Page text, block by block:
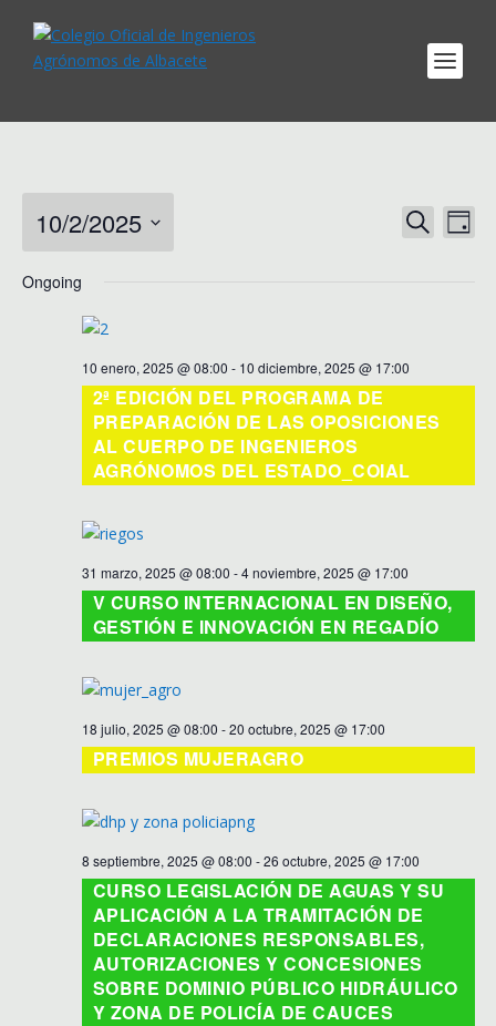
EVENTS
SEARCH
DAY
10/2/2025
date.
Ongoing
10 enero, 2025 @ 08:00 - 10 diciembre, 2025 @ 17:00
2ª EDICIÓN DEL PROGRAMA DE
PREPARACIÓN DE LAS OPOSICIONES
AL CUERPO DE INGENIEROS
AGRÓNOMOS DEL ESTADO_COIAL
31 marzo, 2025 @ 08:00 -4 noviembre, 2025 @ 17:00
V CURSO INTERNACIONAL EN DISEÑO,
GESTIÓN E INNOVACIÓN EN REGADÍO
18 julio, 2025 @ 08:00 -20 octubre, 2025 @ 17:00
PREMIOS MUJERAGRO
8 septiembre, 2025 @ 08:00 -26 octubre, 2025 @ 17:00
CURSO LEGISLACIÓN DE AGUAS Y SU
APLICACIÓN A LA TRAMITACIÓN DE
DECLARACIONES RESPONSABLES,
AUTORIZACIONES Y CONCESIONES
SOBRE DOMINIO PÚBLICO HIDRÁULICO
Y ZONA DE POLICÍA DE CAUCES